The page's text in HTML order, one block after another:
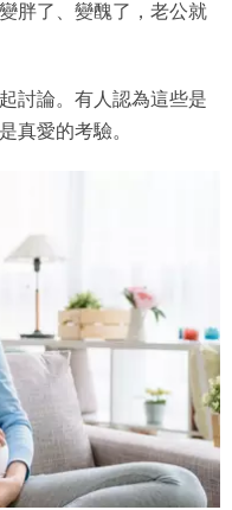
胖了、變醜了，老公就
討論。有人認為這些是
真愛的考驗。